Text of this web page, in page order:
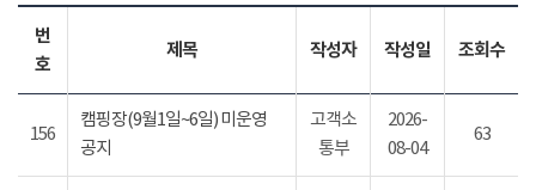
번
호
제목 작성자 작성일 조회수
156
캠핑장(9월1일~6일) 미운영
공지
고객소
통부
2026-
08-04
63